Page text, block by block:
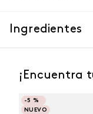
Ingredientes
¡Encuentra
-5 %
NUEVO